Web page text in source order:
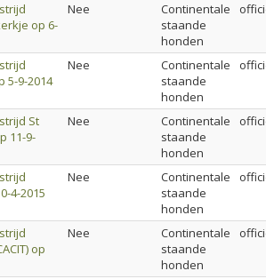
op 6-
Nee
Continentale
staande
honden
5-9-2014
Nee
Continentale
staande
honden
St
11-9-
Nee
Continentale
staande
honden
4-2015
Nee
Continentale
staande
honden
op
Nee
Continentale
staande
honden